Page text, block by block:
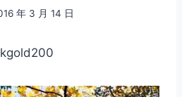
年 3 月 14 日